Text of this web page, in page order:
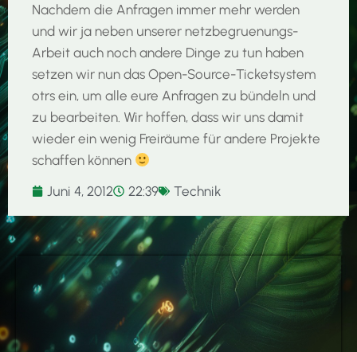
Nachdem die Anfragen immer mehr werden
und wir ja neben unserer netzbegruenungs-
Arbeit auch noch andere Dinge zu tun haben
setzen wir nun das Open-Source-Ticketsystem
otrs ein, um alle eure Anfragen zu bündeln und
zu bearbeiten. Wir hoffen, dass wir uns damit
wieder ein wenig Freiräume für andere Projekte
schaffen können
Juni 4, 2012
22:39 Technik